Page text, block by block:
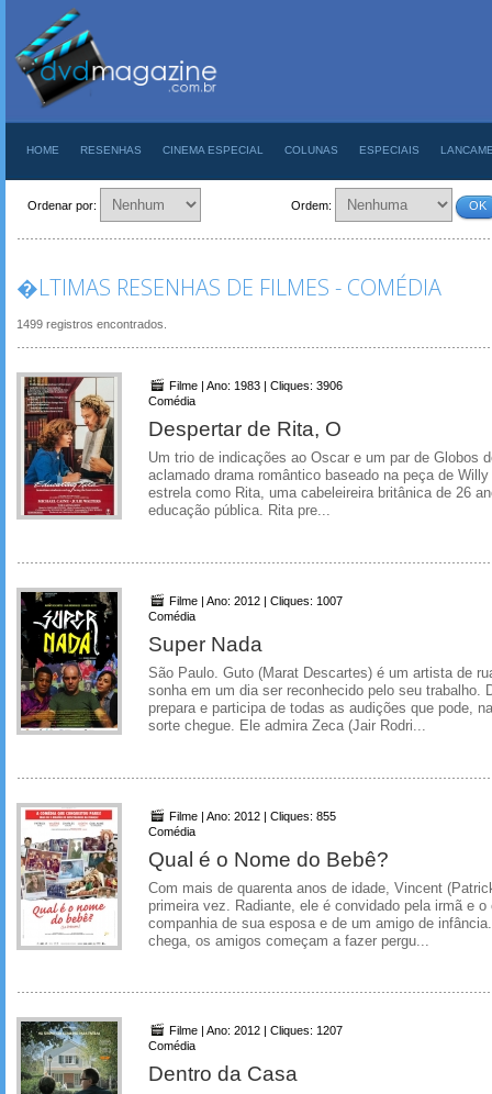
HOME RESENHAS CINEMA ESPECIAL COLUNAS ESPECIAIS
Ordenar por: Ordem: OK
�LTIMAS RESENHAS DE FILMES - COMÉDIA
1499 registros encontrados.
Filme | Ano: 1983 | Cliques: 3906
Comédia
Despertar de Rita, O
Um trio de indicações ao Oscar e um par de Globos
aclamado drama romântico baseado na peça de
estrela como Rita, uma cabeleireira britânica de 26
educação pública. Rita pre...
Filme | Ano: 2012 | Cliques: 1007
Comédia
Super Nada
São Paulo. Guto (Marat Descartes) é um artista de
sonha em um dia ser reconhecido pelo seu trabalho.
prepara e participa de todas as audições que pode,
sorte chegue. Ele admira Zeca (Jair Rodri...
Filme | Ano: 2012 | Cliques: 855
Comédia
Qual é o Nome do Bebê?
Com mais de quarenta anos de idade, Vincent
primeira vez. Radiante, ele é convidado pela irmã e o
companhia de sua esposa e de um amigo de
chega, os amigos começam a fazer pergu...
Filme | Ano: 2012 | Cliques: 1207
Comédia
Dentro da Casa